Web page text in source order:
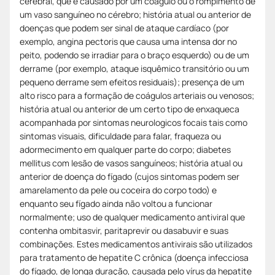
um vaso sanguíneo no cérebro; história atual ou anterior de
doenças que podem ser sinal de ataque cardíaco (por
exemplo, angina pectoris que causa uma intensa dor no
peito, podendo se irradiar para o braço esquerdo) ou de um
derrame (por exemplo, ataque isquêmico transitório ou um
pequeno derrame sem efeitos residuais); presença de um
alto risco para a formação de coágulos arteriais ou venosos;
história atual ou anterior de um certo tipo de enxaqueca
acompanhada por sintomas neurologicos focais tais como
sintomas visuais, dificuldade para falar, fraqueza ou
adormecimento em qualquer parte do corpo; diabetes
mellitus com lesão de vasos sanguíneos; história atual ou
anterior de doença do fígado (cujos sintomas podem ser
amarelamento da pele ou coceira do corpo todo) e
enquanto seu fígado ainda não voltou a funcionar
normalmente; uso de qualquer medicamento antiviral que
contenha ombitasvir, paritaprevir ou dasabuvir e suas
combinações. Estes medicamentos antivirais são utilizados
para tratamento de hepatite C crônica (doença infecciosa
do fígado, de longa duração, causada pelo vírus da hepatite